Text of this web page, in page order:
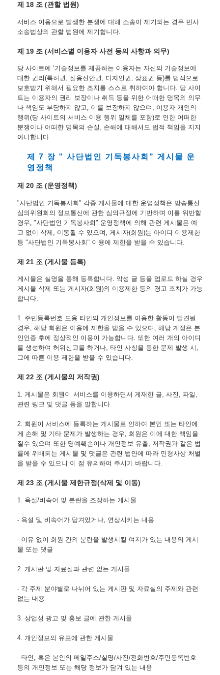
제 18 조 (관할 법원)
서비스 이용으로 발생한 분쟁에 대해 소송이 제기되는 경우 민사
소송법상의 관할 법원에 제기합니다.
제 19 조 (서비스별 이용자 사전 동의 사항과 의무)
당 사이트에 ‘기술정보를 제공하는 이용자는 자신의 기술정보에
대한 권리(특허권, 실용신안권, 디자인권, 상표권 등)를 법적으로
보호받기 위해서 필요한 조치를 스스로 취하여야 합니다. 당 사이
트는 이용자의 권리 보장이나 취득 등을 위한 어떠한 명목의 의무
나 책임도 부담하지 않고, 이를 보장하지 않으며, 이용자 개인의
행위(당 사이트의 서비스 이용 행위 일체를 포함)로 인한 어떠한
분쟁이나 어떠한 명목의 손실, 손해에 대해서도 법적 책임을 지지
아니합니다.
제 7 장 " 사단법인 기독봉사회" 게시물 운
영정책
제 20 조 (운영정책)
"사단법인 기독봉사회" 각종 게시물에 대한 운영정책은 방송통신
심의위원회의 정보통신에 관한 심의규정에 기반하며 이를 위반할
경우, "사단법인 기독봉사회" 운영정책에 의해 관련 게시물은 예
고 없이 삭제, 이동될 수 있으며, 게시자(회원)는 아이디 이용제한
등 "사단법인 기독봉사회" 이용에 제한을 받을 수 있습니다.
제 21 조 (게시물 등록)
게시물은 실명을 통해 등록합니다. 악성 글 등을 업로드 하실 경우
게시물 삭제 또는 게시자(회원)의 이용제한 등의 경고 조치가 가능
합니다.
1. 주민등록번호 도용 타인의 개인정보를 이용한 활동이 발견될
경우, 해당 회원은 이용에 제한을 받을 수 있으며, 해당 계정은 본
인인증 후에 정상적인 이용이 가능합니다. 또한 여러 개의 아이디
를 생성하여 허위신고를 하거나, 타인 사칭을 통한 문제 발생 시,
그에 따른 이용 제한을 받을 수 있습니다.
제 22 조 (게시물의 저작권)
1. 게시물은 회원이 서비스를 이용하면서 게재한 글, 사진, 파일,
관련 링크 및 댓글 등을 말합니다.
2. 회원이 서비스에 등록하는 게시물로 인하여 본인 또는 타인에
게 손해 및 기타 문제가 발생하는 경우, 회원은 이에 대한 책임을
질수 있으며 또한 명예훼손이나 개인정보 유출, 저작권과 같은 법
률에 위배되는 게시물 및 댓글은 관련 법안에 따라 민형사상 처벌
을 받을 수 있으니 이 점 유의하여 주시기 바랍니다.
제 23 조 (게시물 제한규정(삭제 및 이동)
1. 욕설/비속어 및 분란을 조장하는 게시물
- 욕설 및 비속어가 담겨있거나, 연상시키는 내용
- 이유 없이 회원 간의 분란을 발생시킬 여지가 있는 내용의 게시
물 또는 댓글
2. 게시판 및 자료실과 관련 없는 게시물
- 각 주제 분야별로 나뉘어 있는 게시판 및 자료실의 주제와 관련
없는 내용
3. 상업성 광고 및 홍보 글에 관한 게시물
4. 개인정보의 유포에 관한 게시물
- 타인, 혹은 본인의 메일주소/실명/사진/전화번호/주민등록번호
등의 개인정보 또는 해당 정보가 담겨 있는 내용